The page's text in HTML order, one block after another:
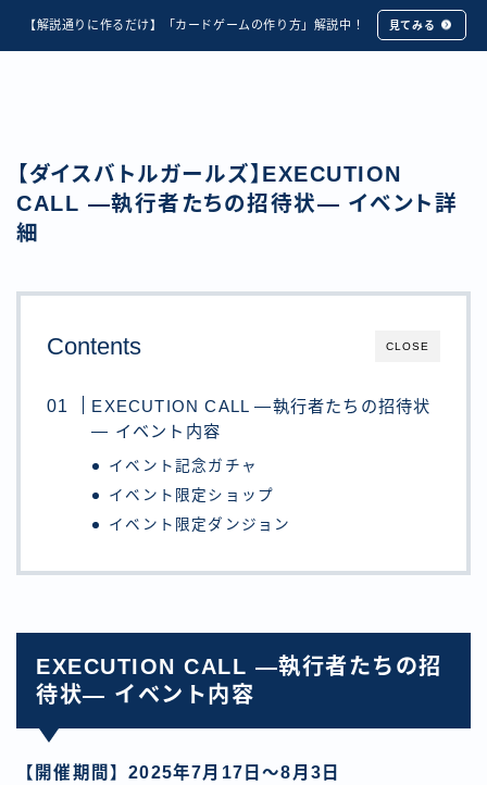
【解説通りに作るだけ】「カードゲームの作り方」解説中！ 見てみる
【ダイスバトルガールズ】EXECUTION
CALL ―執行者たちの招待状― イベント詳
細
CLOSE
Contents
EXECUTION CALL ―執行者たちの招待状
― イベント内容
イベント記念ガチャ
イベント限定ショップ
イベント限定ダンジョン
EXECUTION CALL ―執行者たちの招
待状― イベント内容
【開催期間】2025年7月17日〜8月3日